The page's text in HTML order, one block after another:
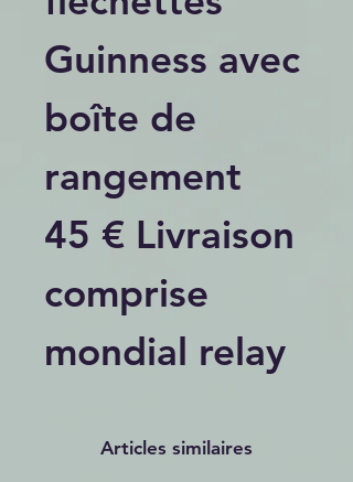
Guinness avec
boîte de
rangement
45 € Livraison
comprise
mondial relay
Articles similaires